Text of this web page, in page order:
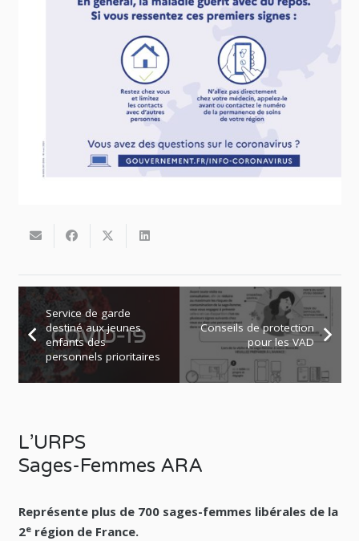
Service de garde
destiné aux jeunes
enfants des
personnels prioritaires
Conseils de protection
pour les VAD
L’URPS
Sages-Femmes ARA
Représente plus de 700 sages-femmes libérales de la
2erégion de France.